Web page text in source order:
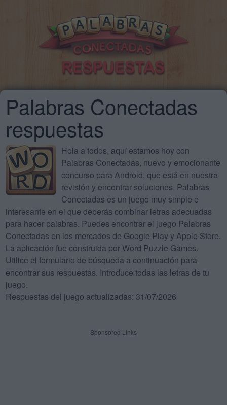
Palabras Conectadas
respuestas
Hola a todos, aquí estamos hoy con
Palabras Conectadas, nuevo y emocionante
concurso para Android, que está en nuestra
revisión y encontrar soluciones. Palabras
Conectadas es un juego muy simple e
interesante en el que deberás combinar letras adecuadas
para hacer palabras. Puedes encontrar el juego Palabras
Conectadas en los mercados de Google Play y Apple Store.
La aplicación fue construida por Word Puzzle Games.
Utilice el formulario de búsqueda a continuación para
encontrar sus respuestas. Introduce todas las letras de tu
juego.
Respuestas del juego actualizadas: 31/07/2026
Sponsored Links